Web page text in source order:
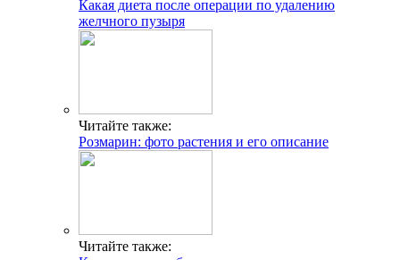
Какая диета после операции по удалению
желчного пузыря
Читайте также:
Розмарин: фото растения и его описание
Читайте также: